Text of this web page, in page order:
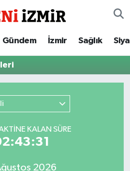
Gündem İzmir Sağlık
KALAN SÜRE
2026
Haritası
ve Fikstür